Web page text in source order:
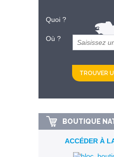
Quoi ?
Où ?
et
km alentour
BOUTIQUE
ACCÉDER À